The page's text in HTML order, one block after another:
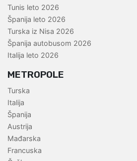
Tunis leto 2026
Španija leto 2026
Turska iz Nisa 2026
Španija autobusom 2026
Italija leto 2026
METROPOLE
Turska
Italija
Španija
Austrija
Mađarska
Francuska